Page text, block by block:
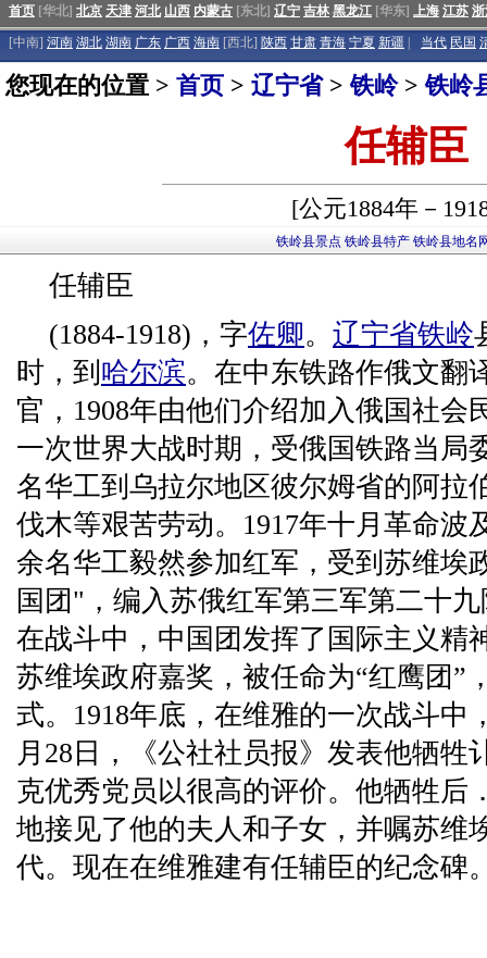
首页 [华北] 北京 天津 河北 山西 内蒙古 [东北] 辽宁 吉林 黑龙江 [华东] 上海 江苏
[中南] 河南 湖北 湖南 广东 广西 海南 [西北] 陕西 甘肃 青海 宁夏 新疆 当代 民国
您现在的位置 > 首页 > 辽宁省>铁岭>铁岭
任辅臣
[公元1884年－
铁岭县景点 铁岭县特产 铁岭县地名
任辅臣
(1884-1918)，字佐卿。 辽宁省铁岭
时，到 哈尔滨。在中东铁路作俄文翻
官，1908年由他们介绍加入俄国社会
一次世界大战时期，受俄国铁路当局
名华工到乌拉尔地区彼尔姆省的阿拉
伐木等艰苦劳动。1917年十月革命波
余名华工毅然参加红军，受到苏维埃
国团"，编入苏俄红军第三军第二十
在战斗中，中国团发挥了国际主义精
苏维埃政府嘉奖，被任命为“红鹰团”
式。1918年底，在维雅的一次战斗中
月28日，《公社社员报》发表他牺牲
克优秀党员以很高的评价。他牺牲后
地接见了他的夫人和子女，并嘱苏维
代。现在在维雅建有任辅臣的纪念碑